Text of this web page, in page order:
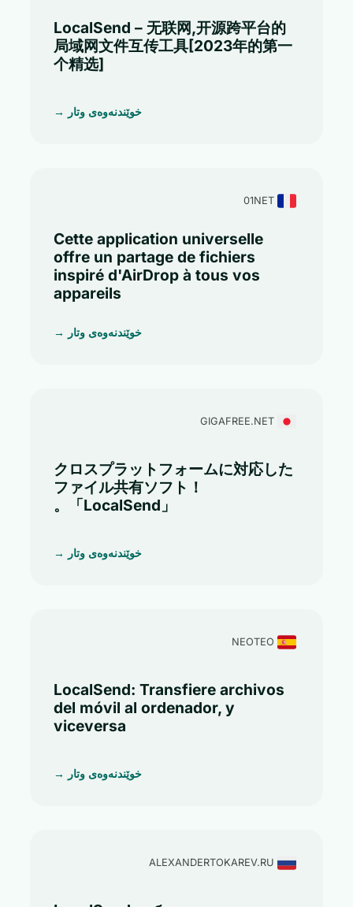
LocalSend – 无联网,开源跨平台的
局域网文件互传工具[2023年的第一
个精选]
خوێندنەوەی وتار →
01NET
Cette application universelle
offre un partage de fichiers
inspiré d'AirDrop à tous vos
appareils
خوێندنەوەی وتار →
GIGAFREE.NET
クロスプラットフォームに対応した
ファイル共有ソフト！
「LocalSend」。
خوێندنەوەی وتار →
NEOTEO
LocalSend: Transfiere archivos
del móvil al ordenador, y
viceversa
خوێندنەوەی وتار →
ALEXANDERTOKAREV.RU